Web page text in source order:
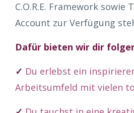
C.O.R.E. Framework sowie
Account zur Verfügung
Dafür bieten wir dir
✓ Du erlebst ein
Arbeitsumfeld mit vielen